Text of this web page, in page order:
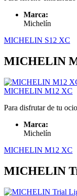
Marca:
Michelín
MICHELIN S12 XC
MICHELIN
MICHELIN M12 XC
Para disfrutar de tu
Marca:
Michelín
MICHELIN M12 XC
MICHELIN